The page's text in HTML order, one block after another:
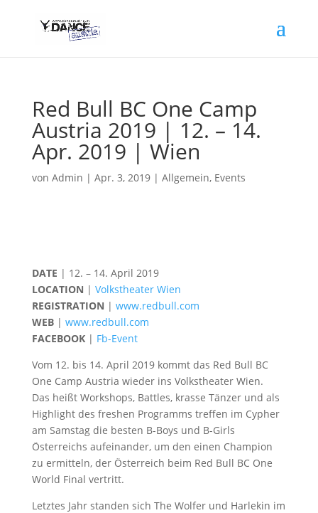
Red Bull BC One Camp
Austria 2019 | 12. – 14.
Apr. 2019 | Wien
von Admin | Apr. 3, 2019| Allgemein, Events
DATE | 12. – 14. April 2019
LOCATION | Volkstheater Wien
REGISTRATION | www.redbull.com
WEB| www.redbull.com
FACEBOOK| Fb-Event
Vom 12. bis 14. April 2019 kommt das Red Bull BC
One Camp Austria wieder ins Volkstheater Wien.
Das heißt Workshops, Battles, krasse Tänzer und als
Highlight des freshen Programms treffen im Cypher
am Samstag die besten B-Boys und B-Girls
Österreichs aufeinander, um den einen Champion
zu ermitteln, der Österreich beim Red Bull BC One
World Final vertritt.
Letztes Jahr standen sich The Wolfer und Harlekin im